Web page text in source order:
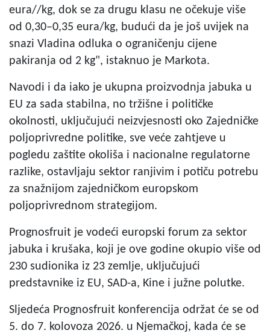
eura//kg, dok se za drugu klasu ne očekuje više
od 0,30–0,35 eura/kg, budući da je još uvijek na
snazi Vladina odluka o ograničenju cijene
pakiranja od 2 kg", istaknuo je Markota.
Navodi i da iako je ukupna proizvodnja jabuka u
EU za sada stabilna, no tržišne i političke
okolnosti, uključujući neizvjesnosti oko Zajedničke
poljoprivredne politike, sve veće zahtjeve u
pogledu zaštite okoliša i nacionalne regulatorne
razlike, ostavljaju sektor ranjivim i potiču potrebu
za snažnijom zajedničkom europskom
poljoprivrednom strategijom.
Prognosfruit je vodeći europski forum za sektor
jabuka i krušaka, koji je ove godine okupio više od
230 sudionika iz 23 zemlje, uključujući
predstavnike iz EU, SAD-a, Kine i južne polutke.
Sljedeća Prognosfruit konferencija održat će se od
5. do 7. kolovoza 2026. u Njemačkoj, kada će se